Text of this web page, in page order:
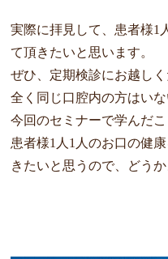
実際に拝見して、患者様1
て頂き たいと思います。
ぜひ、定期検診にお越しく
全く同じ口腔内の方はい
今回のセ ミナーで学んだ
患者様1人1人のお口の健
きたいと思うので、どう